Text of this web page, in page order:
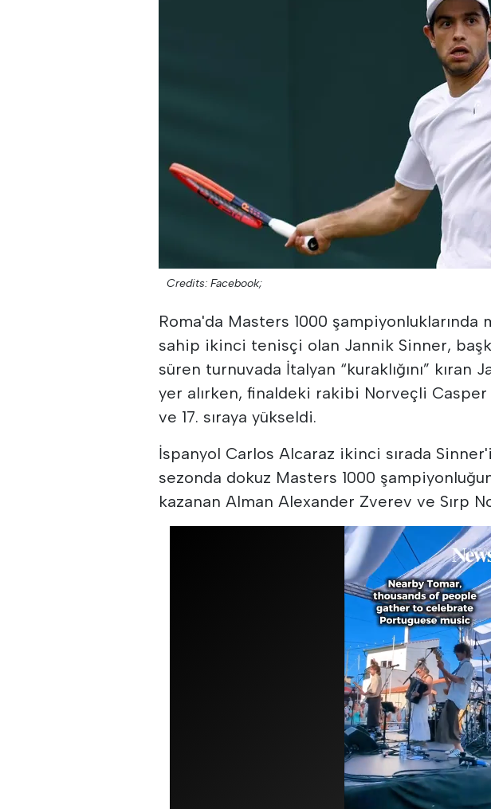
Credits: Facebook;
Roma'da Masters 1000
sahip ikinci tenisçi olan Jannik Sinner,
süren turnuvada İtalyan “kuraklığını” kıran
yer alırken, finaldeki rakibi Norveçli Casper
ve 17. sıraya yükseldi.
İspanyol Carlos Alcaraz ikinci sırada
sezonda dokuz Masters 1000
kazanan Alman Alexander Zverev ve Sırp